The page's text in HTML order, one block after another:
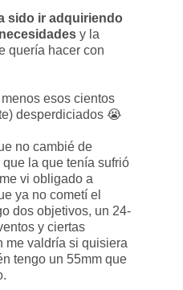
sido ir adquiriendo
y la
quería hacer con
esos cientos
desperdiciados 😭
no cambié de
la que tenía sufrió
vi obligado a
ya no cometí el
dos objetivos, un 24-
y ciertas
me valdría si quisiera
tengo un 55mm que